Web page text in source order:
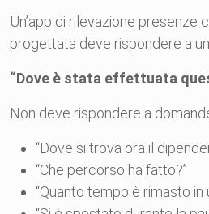
Un’app di rilevazione presenze
progettata deve rispondere a
“Dove è stata effettuata
Non deve rispondere a
“Dove si trova ora il
“Che percorso ha fatto?”
“Quanto tempo è rimasto in